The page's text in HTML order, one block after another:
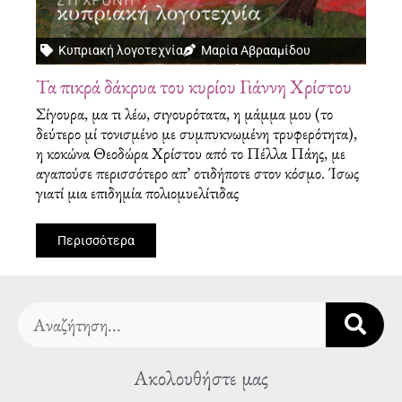
Κυπριακή λογοτεχνία Μαρία Αβρααμίδου
Τα πικρά δάκρυα του κυρίου Γιάννη Χρίστου
Σίγουρα, μα τι λέω, σιγουρότατα, η μάμμα μου (το
δεύτερο μί τονισμένο με συμπυκνωμένη τρυφερότητα),
η κοκώνα Θεοδώρα Χρίστου από το Πέλλα Πάης, με
αγαπούσε περισσότερο απ’ οτιδήποτε στον κόσμο. Ίσως
γιατί μια επιδημία πολιομυελίτιδας
Περισσότερα
Search
Ακολουθήστε μας